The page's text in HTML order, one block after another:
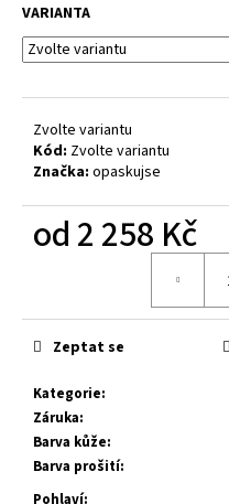
VARIANTA
Zvolte variantu
Kód: Zvolte variantu
Značka: opaskujse
od2 258 Kč
Kategorie:
Záruka:
Barva kůže:
Barva prošití:
Pohlaví:
Zeptat se
p
o
r
u
u
m
OPASEK
XXL,
ČERNÁ
SPONA
BROUŠENÁ
HRANATÁ,
KOVOVÁ
199